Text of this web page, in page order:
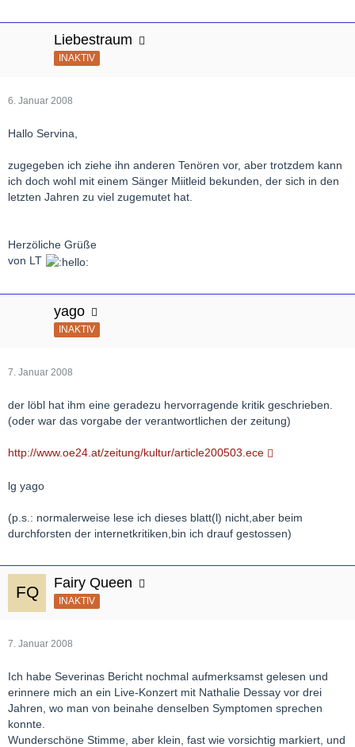
Liebestraum
INAKTIV
6. Januar 2008
Hallo Servina,
zugegeben ich ziehe ihn anderen Tenören vor, aber trotzdem kann
ich doch wohl mit einem Sänger Miitleid bekunden, der sich in den
letzten Jahren zu viel zugemutet hat.
Herzöliche Grüße
von LT
yago
INAKTIV
7. Januar 2008
der löbl hat ihm eine geradezu hervorragende kritik geschrieben.
(oder war das vorgabe der verantwortlichen der zeitung)
http://www.oe24.at/zeitung/kultur/article200503.ece
lg yago
(p.s.: normalerweise lese ich dieses blatt(l) nicht,aber beim
durchforsten der internetkritiken,bin ich drauf gestossen)
Fairy Queen
INAKTIV
7. Januar 2008
Ich habe Severinas Bericht nochmal aufmerksamst gelesen und
erinnere mich an ein Live-Konzert mit Nathalie Dessay vor drei
Jahren, wo man von beinahe denselben Symptomen sprechen
konnte.
Wunderschöne Stimme, aber klein, fast wie vorsichtig markiert, und